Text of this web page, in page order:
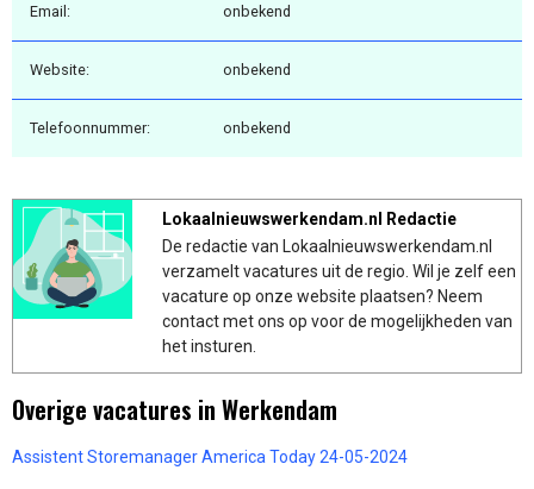
Email: onbekend
Website: onbekend
Telefoonnummer: onbekend
Lokaalnieuwswerkendam.nl Redactie
De redactie van Lokaalnieuwswerkendam.nl
verzamelt vacatures uit de regio. Wil je zelf een
vacature op onze website plaatsen? Neem
contact met ons op voor de mogelijkheden van
het insturen.
Overige vacatures in Werkendam
Assistent Storemanager America Today 24-05-2024